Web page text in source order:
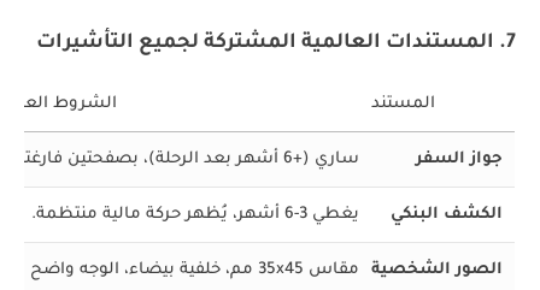
7. المستندات العالمية المشتركة لجميع التأشيرات
المستند الشروط العامة
جواز السفر ساري (+6 أشهر بعد الرحلة)، بصفحتين فارغتين.
الكشف البنكي يغطي 3-6 أشهر، يُظهر حركة مالية منتظمة.
الصور الشخصية
مقاس 35x45 مم، خلفية بيضاء، الوجه واضح